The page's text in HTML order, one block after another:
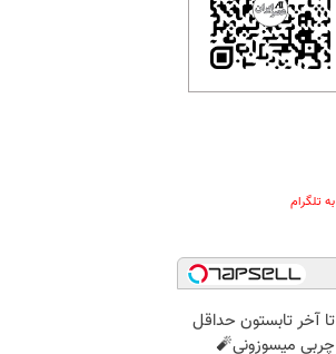
تلگرام
تا آخر تابستون حداقل